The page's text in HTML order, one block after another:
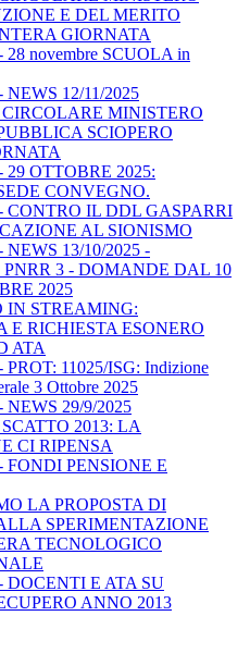
E DEL MERITO
GIORNATA
novembre SCUOLA in
12/11/2025
MINISTERO
SCIOPERO
OTTOBRE 2025:
CONVEGNO.
CONTRO IL DDL GASPARRI
AL SIONISMO
13/10/2025 -
PNRR 3 - DOMANDE DAL 10
2025
IN STREAMING:
E RICHIESTA ESONERO
ATA
11025/ISG: Indizione
3 Ottobre 2025
29/9/2025
2013: LA
CI RIPENSA
FONDI PENSIONE E
LA PROPOSTA DI
SPERIMENTAZIONE
TECNOLOGICO
DOCENTI E ATA SU
ANNO 2013